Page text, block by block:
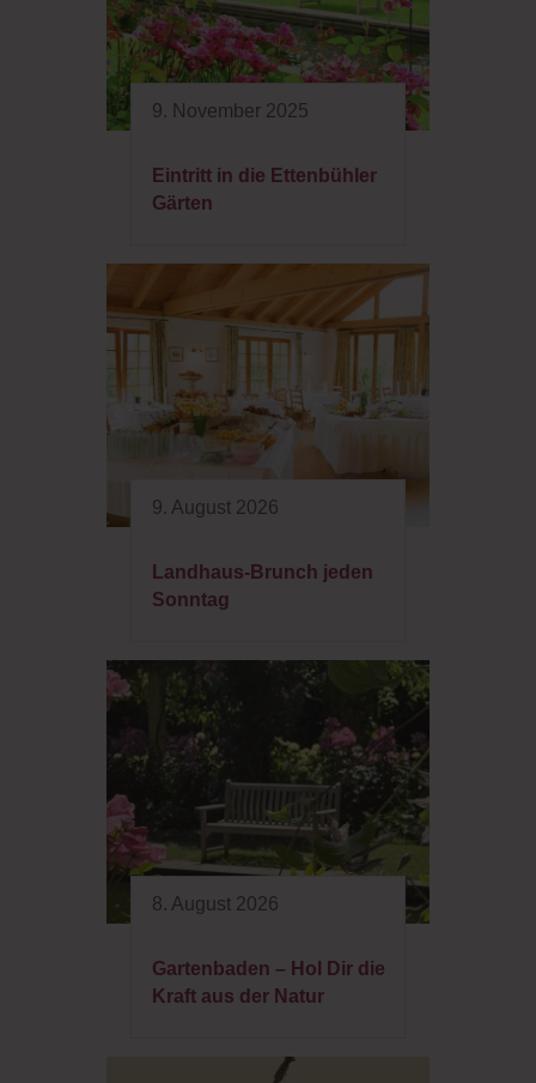
9. November 2025
Eintritt in die Ettenbühler
Gärten
9. August 2026
Landhaus-Brunch jeden
Sonntag
8. August 2026
Gartenbaden – Hol Dir die
Kraft aus der Natur